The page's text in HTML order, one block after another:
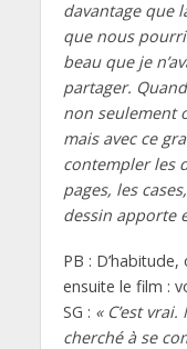
davantage que
que nous
beau que je
partager.
non seulement
mais avec ce
contempler les
pages, les
dessin apporte
PB :
ensuite le film :
SG : « C’est
cherché à se